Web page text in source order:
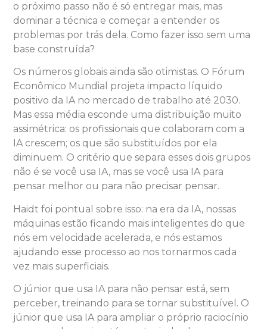
o próximo passo não é só entregar mais, mas
dominar a técnica e começar a entender os
problemas por trás dela. Como fazer isso sem uma
base construída?
Os números globais ainda são otimistas. O Fórum
Econômico Mundial projeta impacto líquido
positivo da IA no mercado de trabalho até 2030.
Mas essa média esconde uma distribuição muito
assimétrica: os profissionais que colaboram com a
IA crescem; os que são substituídos por ela
diminuem. O critério que separa esses dois grupos
não é se você usa IA, mas se você usa IA para
pensar melhor ou para não precisar pensar.
Haidt foi pontual sobre isso: na era da IA, nossas
máquinas estão ficando mais inteligentes do que
nós em velocidade acelerada, e nós estamos
ajudando esse processo ao nos tornarmos cada
vez mais superficiais.
O júnior que usa IA para não pensar está, sem
perceber, treinando para se tornar substituível. O
júnior que usa IA para ampliar o próprio raciocínio